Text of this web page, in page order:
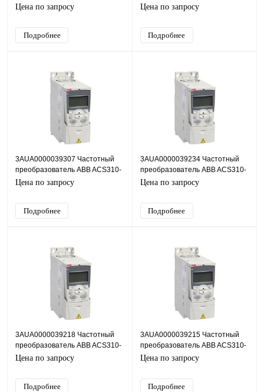
03E-26A8-2, 5,5кВт, 220В
Цена по запросу
Подробнее
03E-19A4-2, 4кВт, 220В
Цена по запросу
Подробнее
3AUA0000039307 Частотный
преобразователь ABB ACS310-
03E-14A6-2, 3кВт, 220В
Цена по запросу
Подробнее
3AUA0000039234 Частотный
преобразователь ABB ACS310-
03E-10A8-2, 2,2кВт, 220В
Цена по запросу
Подробнее
3AUA0000039218 Частотный
преобразователь ABB ACS310-
03E-08A3-2, 1,5кВт, 220В
Цена по запросу
Подробнее
3AUA0000039215 Частотный
преобразователь ABB ACS310-
03E-07A4-2, 1,1кВт, 220В
Цена по запросу
Подробнее